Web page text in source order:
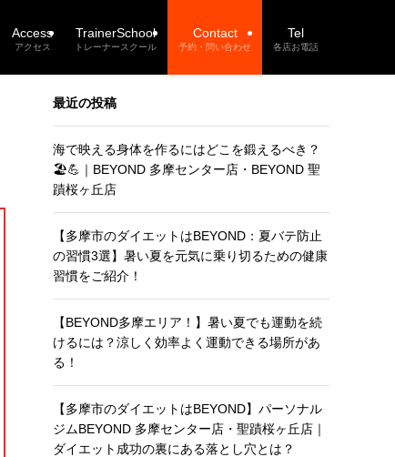
Access
アクセス
TrainerSchool
トレーナースクール
Contact
予約・問い合わせ
Tel
各店お電話
最近の投稿
海で映える身体を作るにはどこを鍛えるべき？
🏖️💪｜BEYOND 多摩センター店・BEYOND 聖
蹟桜ヶ丘店
【多摩市のダイエットはBEYOND：夏バテ防止
の習慣3選】暑い夏を元気に乗り切るための健康
習慣をご紹介！
【BEYOND多摩エリア！】暑い夏でも運動を続
けるには？涼しく効率よく運動できる場所があ
る！
【多摩市のダイエットはBEYOND】パーソナル
ジムBEYOND 多摩センター店・聖蹟桜ヶ丘店｜
ダイエット成功の裏にある落とし穴とは？